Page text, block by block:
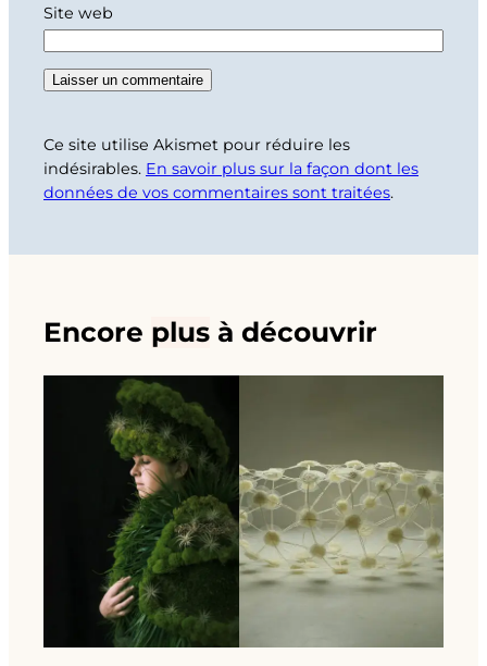
Site web
Ce site utilise Akismet pour réduire les
indésirables. En savoir plus sur la façon dont les
données de vos commentaires sont traitées.
Encore plus à découvrir